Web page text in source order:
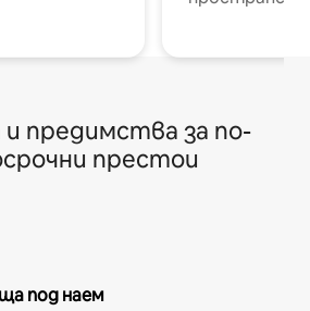
предимства за по-
престои
под наем